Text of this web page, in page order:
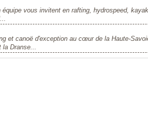
vous invitent en rafting, hydrospeed,
et canoë d'exception au cœur de la Haute-
la Dranse...